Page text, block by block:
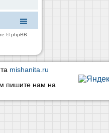
© phpBB
mishanita.ru
пишите нам на